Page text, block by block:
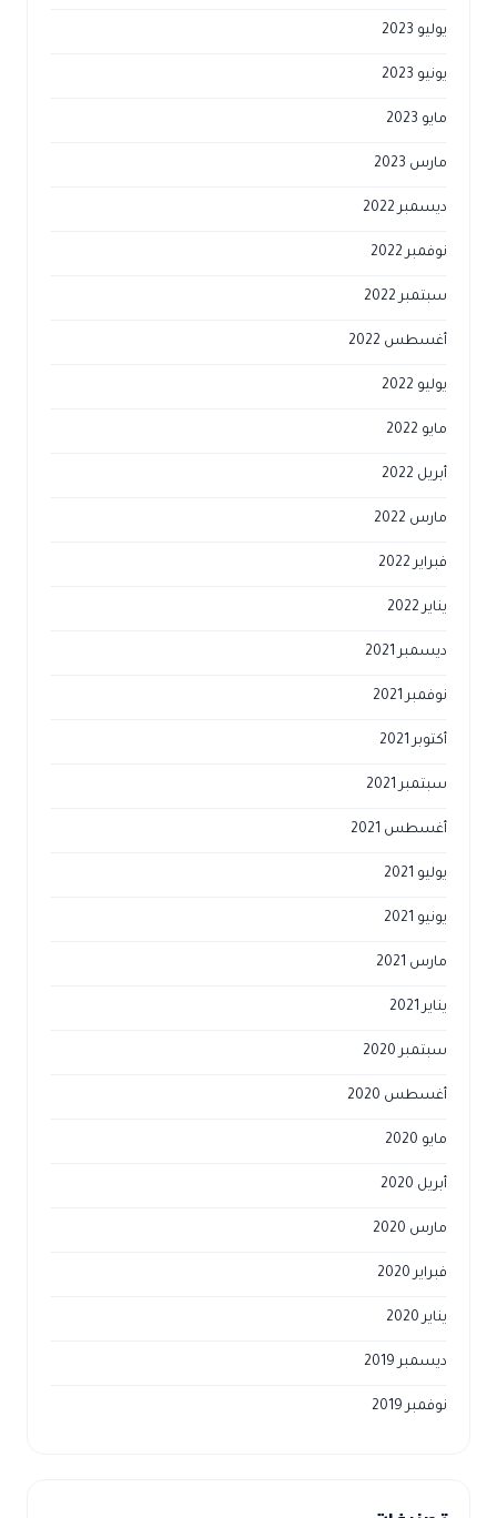
يوليو 2023
يونيو 2023
مايو 2023
مارس 2023
ديسمبر 2022
نوفمبر 2022
سبتمبر 2022
أغسطس 2022
يوليو 2022
مايو 2022
أبريل 2022
مارس 2022
فبراير 2022
يناير 2022
ديسمبر 2021
نوفمبر 2021
أكتوبر 2021
سبتمبر 2021
أغسطس 2021
يوليو 2021
يونيو 2021
مارس 2021
يناير 2021
سبتمبر 2020
أغسطس 2020
مايو 2020
أبريل 2020
مارس 2020
فبراير 2020
يناير 2020
ديسمبر 2019
نوفمبر 2019